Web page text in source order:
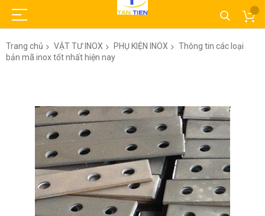
Trang chủ VẬT TƯ INOX PHỤ KIỆN INOX
Thông tin các loại
bản mã inox tốt nhất hiện nay